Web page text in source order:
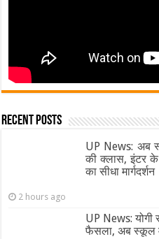
Recent Posts
UP News: अब
की क्लास, इंटर के
का सीधा मार्गदर्शन
2 hours ago
UP News: योगी
फैसला, अब स्कूल में